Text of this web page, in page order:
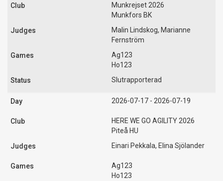
Munkrejset 2026
Munkfors BK
Malin Lindskog, Marianne
Fernström
Ag123
Ho123
Slutrapporterad
2026-07-17 - 2026-07-19
HERE WE GO AGILITY 2026
Piteå HU
Einari Pekkala, Elina Sjölander
Ag123
Ho123